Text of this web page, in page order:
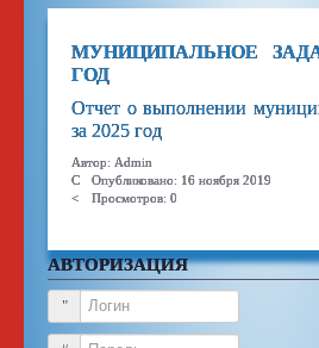
МУНИЦИПАЛЬНОЕ
ГОД
Отчет о выполнении
за 2025 год
Автор: Admin
Опубликовано: 16 ноября 2019
Просмотров: 0
АВТОРИЗАЦИЯ
Логин